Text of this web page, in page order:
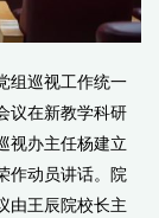
组巡视工作统一
议在新教学科研
视办主任杨建立
作动员讲话。院
由王辰院校长主